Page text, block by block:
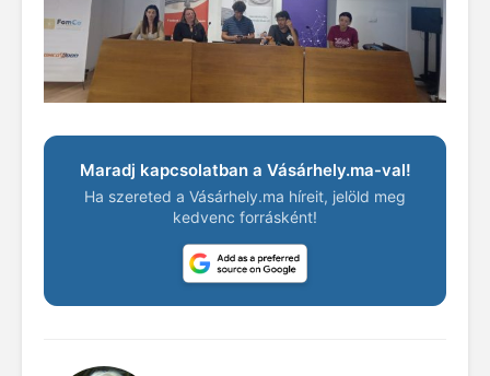
Maradj kapcsolatban a Vásárhely.ma-val!
Ha szereted a Vásárhely.ma híreit, jelöld meg
kedvenc forrásként!